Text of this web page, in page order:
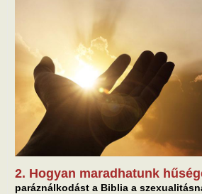
2. Hogyan maradhatunk
paráználkodást a Biblia a